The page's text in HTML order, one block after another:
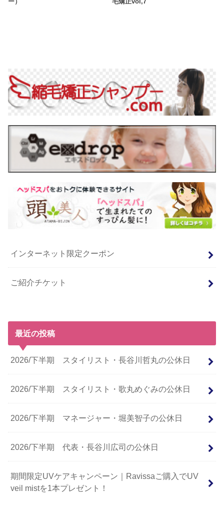
インターネット限定クーポン
ご紹介チケット
最近の投稿
2026/下半期 スタイリスト・長谷川哲丸の公休日
2026/下半期 スタイリスト・歌丸めぐみの公休日
2026/下半期 マネージャー・堀美智子の公休日
2026/下半期 代表・長谷川広司の公休日
期間限定UVケアキャンペーン｜Ravissaご購入でUV
veil mistを1本プレゼント！